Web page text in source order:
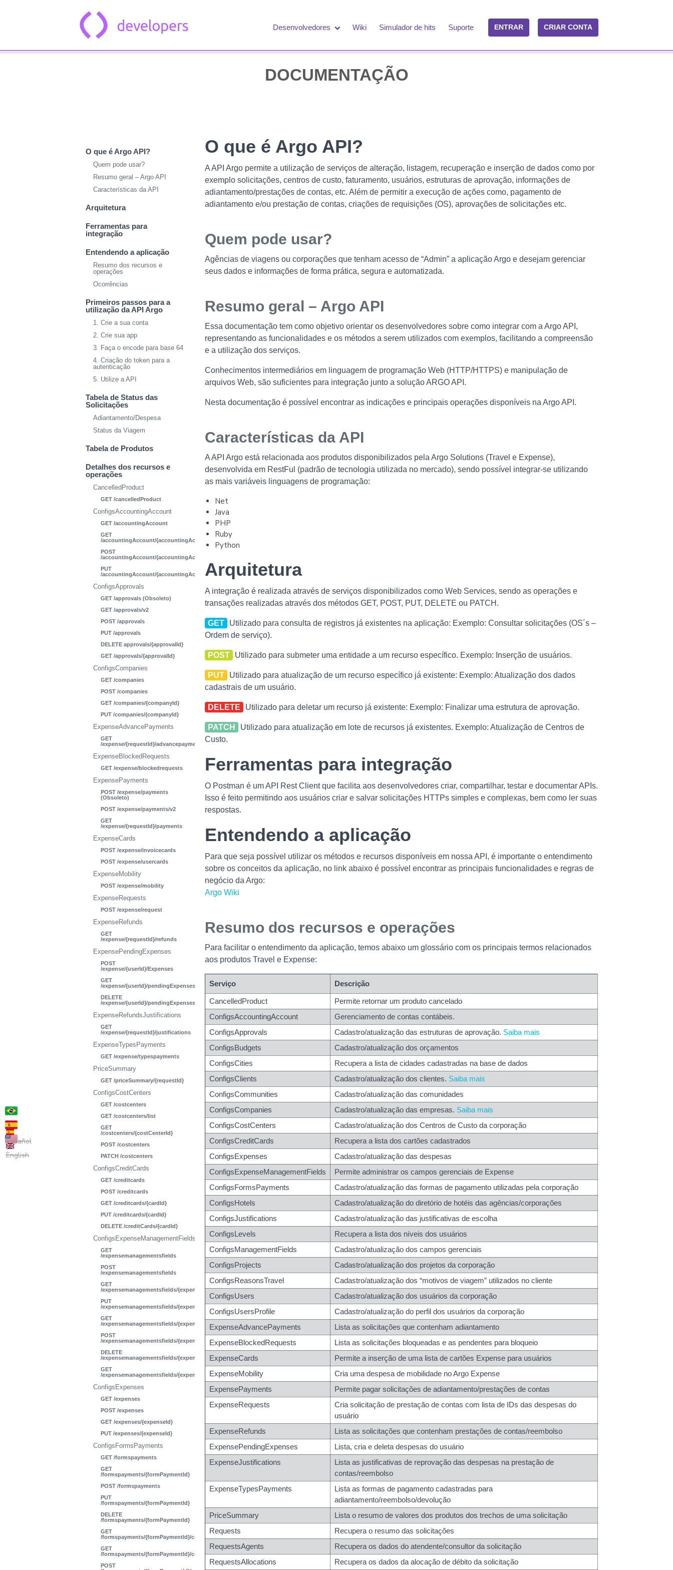
Español
English
Desenvolvedores Wiki Simulador de hits Suporte ENTRAR CRIAR CONTA
DOCUMENTAÇÃO
Você está aqui
O que é Argo API?
A API Argo permite a utilização de serviços de alteração, listagem, recuperação e inserção de dados como por
exemplo solicitações, centros de custo, faturamento, usuários, estruturas de aprovação, informações de
adiantamento/prestações de contas, etc. Além de permitir a execução de ações como, pagamento de
adiantamento e/ou prestação de contas, criações de requisições (OS), aprovações de solicitações etc.
Quem pode usar?
Agências de viagens ou corporações que tenham acesso de “Admin” a aplicação Argo e desejam gerenciar
seus dados e informações de forma prática, segura e automatizada.
Resumo geral – Argo API
Essa documentação tem como objetivo orientar os desenvolvedores sobre como integrar com a Argo API,
representando as funcionalidades e os métodos a serem utilizados com exemplos, facilitando a compreensão
e a utilização dos serviços.
Conhecimentos intermediários em linguagem de programação Web (HTTP/HTTPS) e manipulação de
arquivos Web, são suficientes para integração junto a solução ARGO API.
Nesta documentação é possível encontrar as indicações e principais operações disponíveis na Argo API.
Características da API
A API Argo está relacionada aos produtos disponibilizados pela Argo Solutions (Travel e Expense),
desenvolvida em RestFul (padrão de tecnologia utilizada no mercado), sendo possível integrar-se utilizando
as mais variáveis linguagens de programação:
Net
Java
PHP
Ruby
Python
Arquitetura
A integração é realizada através de serviços disponibilizados como Web Services, sendo as operações e
transações realizadas através dos métodos GET, POST, PUT, DELETE ou PATCH.
GET
Utilizado para consulta de registros já existentes na aplicação: Exemplo: Consultar solicitações (OS´s –
Ordem de serviço).
POST Utilizado para submeter uma entidade a um recurso específico. Exemplo: Inserção de usuários.
PUT
Utilizado para atualização de um recurso específico já existente: Exemplo: Atualização dos dados
cadastrais de um usuário.
DELETE Utilizado para deletar um recurso já existente: Exemplo: Finalizar uma estrutura de aprovação.
PATCH
Utilizado para atualização em lote de recursos já existentes. Exemplo: Atualização de Centros de
Custo.
Ferramentas para integração
O Postman é um API Rest Client que facilita aos desenvolvedores criar, compartilhar, testar e documentar APIs.
Isso é feito permitindo aos usuários criar e salvar solicitações HTTPs simples e complexas, bem como ler suas
respostas.
Entendendo a aplicação
Para que seja possível utilizar os métodos e recursos disponíveis em nossa API, é importante o entendimento
sobre os conceitos da aplicação, no link abaixo é possível encontrar as principais funcionalidades e regras de
negócio da Argo:
Argo Wiki
Resumo dos recursos e operações
Para facilitar o entendimento da aplicação, temos abaixo um glossário com os principais termos relacionados
aos produtos Travel e Expense:
Serviço Descrição
CancelledProduct
Permite retornar um produto cancelado
ConfigsAccountingAccount
Gerenciamento de contas contábeis.
ConfigsApprovals
Cadastro/atualização das estruturas de aprovação. Saiba mais
ConfigsBudgets
Cadastro/atualização dos orçamentos
ConfigsCities
Recupera a lista de cidades cadastradas na base de dados
ConfigsClients
Cadastro/atualização dos clientes. Saiba mais
ConfigsCommunities
Cadastro/atualização das comunidades
ConfigsCompanies
Cadastro/atualização das empresas. Saiba mais
ConfigsCostCenters
Cadastro/atualização dos Centros de Custo da corporação
ConfigsCreditCards
Recupera a lista dos cartões cadastrados
ConfigsExpenses
Cadastro/atualização das despesas
ConfigsExpenseManagementFields
Permite administrar os campos gerenciais de Expense
ConfigsFormsPayments
Cadastro/atualização das formas de pagamento utilizadas pela corporação
ConfigsHotels
Cadastro/atualização do diretório de hotéis das agências/corporações
ConfigsJustifications
Cadastro/atualização das justificativas de escolha
ConfigsLevels
Recupera a lista dos níveis dos usuários
ConfigsManagementFields
Cadastro/atualização dos campos gerenciais
ConfigsProjects
Cadastro/atualização dos projetos da corporação
ConfigsReasonsTravel
Cadastro/atualização dos “motivos de viagem” utilizados no cliente
ConfigsUsers
Cadastro/atualização dos usuários da corporação
ConfigsUsersProfile
Cadastro/atualização do perfil dos usuários da corporação
ExpenseAdvancePayments
Lista as solicitações que contenham adiantamento
ExpenseBlockedRequests
Lista as solicitações bloqueadas e as pendentes para bloqueio
ExpenseCards
Permite a inserção de uma lista de cartões Expense para usuários
ExpenseMobility
Cria uma despesa de mobilidade no Argo Expense
ExpensePayments
Permite pagar solicitações de adiantamento/prestações de contas
ExpenseRequests
Cria solicitação de prestação de contas com lista de IDs das despesas do
usuário
ExpenseRefunds
Lista as solicitações que contenham prestações de contas/reembolso
ExpensePendingExpenses
Lista, cria e deleta despesas do usuário
ExpenseJustifications
Lista as justificativas de reprovação das despesas na prestação de
contas/reembolso
ExpenseTypesPayments
Lista as formas de pagamento cadastradas para
adiantamento/reembolso/devolução
PriceSummary
Lista o resumo de valores dos produtos dos trechos de uma solicitação
Requests
Recupera o resumo das solicitações
RequestsAgents
Recupera os dados do atendente/consultor da solicitação
RequestsAllocations
Recupera os dados da alocação de débito da solicitação
O que é Argo API?
Quem pode usar?
Resumo geral – Argo API
Características da API
Arquitetura
Ferramentas para
integração
Entendendo a aplicação
Resumo dos recursos e
operações
Ocorrências
Primeiros passos para a
utilização da API Argo
1. Crie a sua conta
2. Crie sua app
3. Faça o encode para base 64
4. Criação do token para a
autenticação
5. Utilize a API
Tabela de Status das
Solicitações
Adiantamento/Despesa
Status da Viagem
Tabela de Produtos
Detalhes dos recursos e
operações
CancelledProduct
GET /cancelledProduct
ConfigsAccountingAccount
GET /accountingAccount
GET
/accountingAccount/{accountingAccountId}
POST
/accountingAccount/{accountingAccountId}
PUT
/accountingAccount/{accountingAccountId}
ConfigsApprovals
GET /approvals (Obsoleto)
GET /approvals/v2
POST /approvals
PUT /approvals
DELETE approvals/{approvalId}
GET /approvals/{approvalId}
ConfigsCompanies
GET /companies
POST /companies
GET /companies/{companyId}
PUT /companies/{companyId}
ExpenseAdvancePayments
GET
/expense/{requestId}/advancepayments
ExpenseBlockedRequests
GET /expense/blockedrequests
ExpensePayments
POST /expense/payments
(Obsoleto)
POST /expense/payments/v2
GET
/expense/{requestId}/payments
ExpenseCards
POST /expense/invoicecards
POST /expense/usercards
ExpenseMobility
POST /expense/mobility
ExpenseRequests
POST /expense/request
ExpenseRefunds
GET
/expense/{requestId}/refunds
ExpensePendingExpenses
POST
/expense/{userId}/Expenses
GET
/expense/{userId}/pendingExpenses
DELETE
/expense/{userId}/pendingExpenses/{expenseId}
ExpenseRefundsJustifications
GET
/expense/{requestId}/justifications
ExpenseTypesPayments
GET /expense/typespayments
PriceSummary
GET /priceSummary/{requestId}
ConfigsCostCenters
GET /costcenters
GET /costcenters/list
GET
/costcenters/{costCenterId}
POST /costcenters
PATCH /costcenters
ConfigsCreditCards
GET /creditcards
POST /creditcards
GET /creditcards/{cardId}
PUT /creditcards/{cardId}
DELETE /creditCards/{cardId}
ConfigsExpenseManagementFields
GET
/expensemanagementsfields
POST
/expensemanagementsfields
GET
/expensemanagementsfields/{expenseManagementfieldId}
PUT
/expensemanagementsfields/{expenseManagementfieldId}
GET
/expensemanagementsfields/{expenseManagementfieldId}/values
POST
/expensemanagementsfields/{expenseManagementfieldId}/values
DELETE
/expensemanagementsfields/{expenseManagementfieldId}/values/{expenseManagementFieldValueId}
GET
/expensemanagementsfields/{expenseManagementfieldId}/values/{expenseManagementFieldValueId}
ConfigsExpenses
GET /expenses
POST /expenses
GET /expenses/{expenseId}
PUT /expenses/{expenseId}
ConfigsFormsPayments
GET /formspayments
GET
/formspayments/{formPaymentId}
POST /formspayments
PUT
/formspayments/{formPaymentId}
DELETE
/formspayments/{formPaymentId}
GET
/formspayments/{formPaymentId}/codesformspayments
GET
/formspayments/{formPaymentId}/codesformspayments/{codeTypePaymentId}
POST